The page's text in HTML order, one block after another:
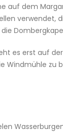
auf dem
verwendet,
es erst auf
Windmühle zu